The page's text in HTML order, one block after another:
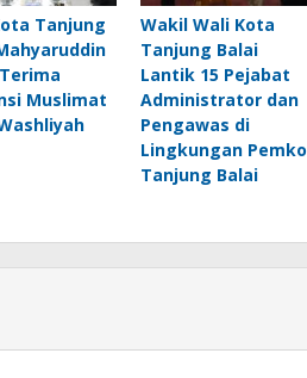
Tanjung
Muslimat
Wakil Wali Kota
Tanjung Balai
Lantik 15 Pejabat
Administrator dan
Pengawas di
Lingkungan Pemko
Tanjung Balai